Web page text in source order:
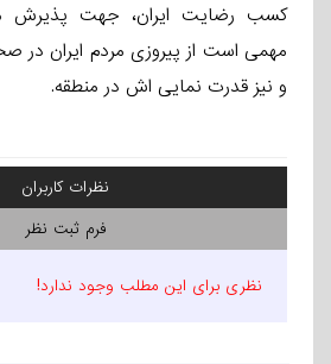
کسب رضایت ایران، جهت پذیرش
مهمی است از پیروزی مردم ایران در
و نیز قدرت نمایی اش در منطقه.
نظرات کاربران
فرم ثبت نظر
نظری برای این مطلب وجود ندارد!